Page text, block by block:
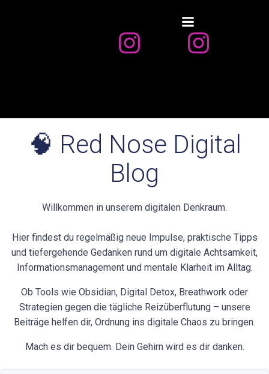
springen
🧠 Red Nose Digital
Blog
Willkommen in unserem digitalen Denkraum.
Hier findest du regelmäßig neue Impulse, praktische Tipps
und tiefergehende Gedanken rund um digitale Achtsamkeit,
Informationsmanagement und mentale Klarheit im Alltag.
Ob Tools wie Obsidian, Digital Detox, Breathwork oder
Strategien gegen die tägliche Reizüberflutung – unsere
Beiträge helfen dir, Ordnung ins digitale Chaos zu bringen.
Mach es dir bequem. Dein Gehirn wird es dir danken.